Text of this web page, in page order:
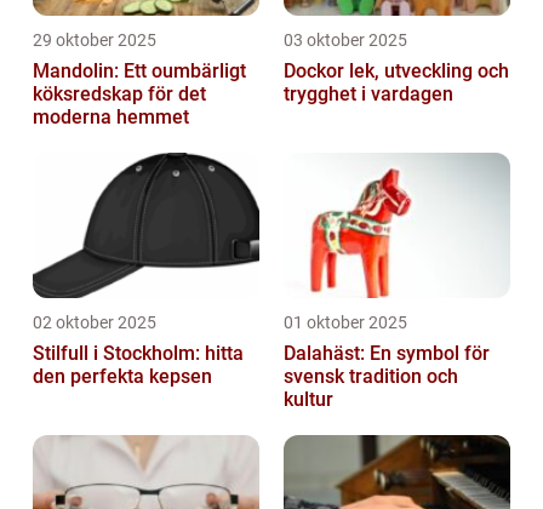
29 oktober 2025
Mandolin: Ett oumbärligt
köksredskap för det
moderna hemmet
03 oktober 2025
Dockor lek, utveckling och
trygghet i vardagen
02 oktober 2025
Stilfull i Stockholm: hitta
den perfekta kepsen
01 oktober 2025
Dalahäst: En symbol för
svensk tradition och
kultur